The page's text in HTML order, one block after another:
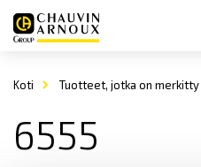
Koti Tuotteet, jotka on merkitty
6555